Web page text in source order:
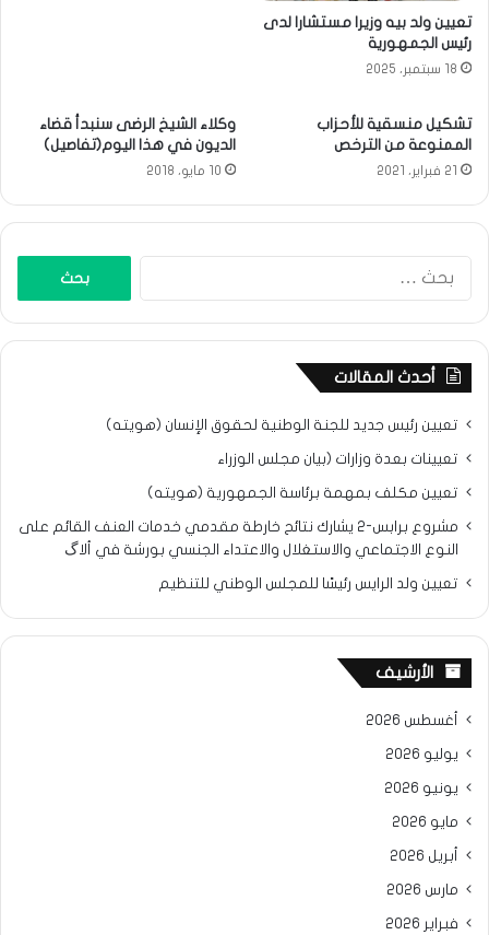
تعيين ولد بيه وزيرا مستشارا لدى
رئيس الجمهورية
18 سبتمبر، 2025
تشكيل منسقية للأحزاب
الممنوعة من الترخص
21 فبراير، 2021
وكلاء الشيخ الرضى سنبدأ قضاء
الديون في هذا اليوم(تفاصيل)
10 مايو، 2018
أحدث المقالات
تعيين رئيس جديد للجنة الوطنية لحقوق الإنسان (هويته)
تعيينات بعدة وزارات (بيان مجلس الوزراء
تعيين مكلف بمهمة برئاسة الجمهورية (هويته)
مشروع برابس-2 يشارك نتائح خارطة مقدمي خدمات العنف القائم على
النوع الاجتماعي والاستغلال والاعتداء الجنسي بورشة في ألاگ
تعيين ولد الرايس رئيسًا للمجلس الوطني للتنظيم
الأرشيف
أغسطس 2026
يوليو 2026
يونيو 2026
مايو 2026
أبريل 2026
مارس 2026
فبراير 2026